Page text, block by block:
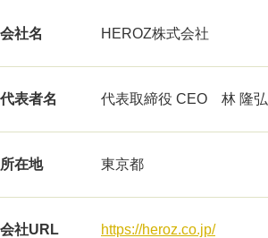
会社名 HEROZ株式会社
代表者名 代表取締役 CEO 林 隆弘
所在地 東京都
会社URL https://heroz.co.jp/